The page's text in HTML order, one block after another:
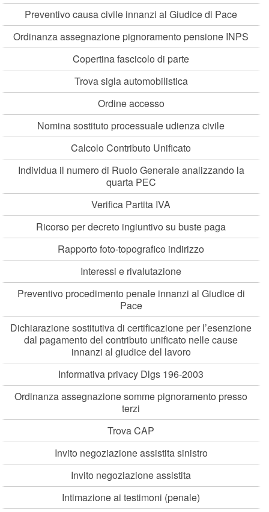
Preventivo causa civile innanzi al Giudice di Pace
Ordinanza assegnazione pignoramento pensione INPS
Copertina fascicolo di parte
Trova sigla automobilistica
Ordine accesso
Nomina sostituto processuale udienza civile
Calcolo Contributo Unificato
Individua il numero di Ruolo Generale analizzando la
quarta PEC
Verifica Partita IVA
Ricorso per decreto ingiuntivo su buste paga
Rapporto foto-topografico indirizzo
Interessi e rivalutazione
Preventivo procedimento penale innanzi al Giudice di
Pace
Dichiarazione sostitutiva di certificazione per l’esenzione
dal pagamento del contributo unificato nelle cause
innanzi al giudice del lavoro
Informativa privacy Dlgs 196-2003
Ordinanza assegnazione somme pignoramento presso
terzi
Trova CAP
Invito negoziazione assistita sinistro
Invito negoziazione assistita
Intimazione ai testimoni (penale)